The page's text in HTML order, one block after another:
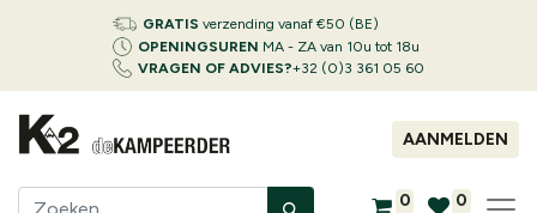
GRATIS verzending vanaf €50 (BE)
OPENINGSUREN MA - ZA van 10u tot 18u
VRAGEN OF ADVIES?+32 (0)3 361 05 60
AANMELDEN
0 0